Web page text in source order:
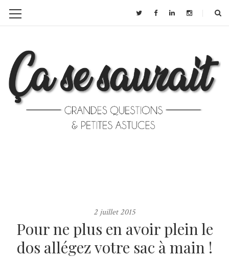
2 juillet 2015
Pour ne plus en avoir plein le
dos allégez votre sac à main !